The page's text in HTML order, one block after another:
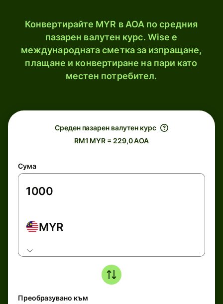
Конвертирайте MYR в AOA по средния
пазарен валутен курс. Wise е
международната сметка за изпращане,
плащане и конвертиране на пари като
местен потребител.
Среден пазарен валутен курс
RM1 MYR = 229,0 AOA
Сума
MYR
Преобразувано към